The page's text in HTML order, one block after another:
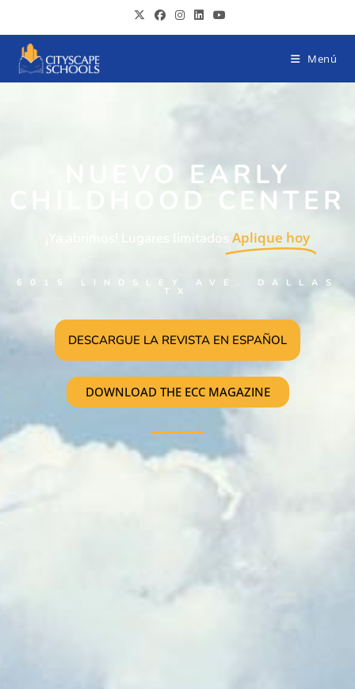
Menú
NUEVO EARLY
CHILDHOOD CENTER
¡Ya abrimos! Lugares limitados Aplique hoy
6015 LINDSLEY AVE. DALLAS
TX
DESCARGUE LA REVISTA EN ESPAÑOL
DOWNLOAD THE ECC MAGAZINE